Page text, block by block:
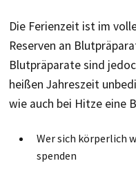
Die Ferienzeit ist im
Reserven an
Blutpräparate sind
heißen Jahreszeit
wie auch bei Hitze eine
Wer sich körperlich
spenden